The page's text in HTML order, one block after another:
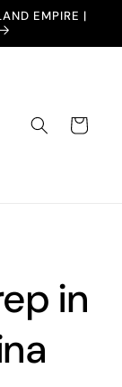
EMPIRE |
Cart
in